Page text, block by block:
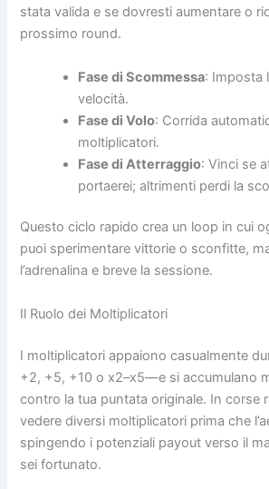
stata valida e se dovresti aumentare o
prossimo round.
Fase di Scommessa: Imposta
velocità.
Fase di Volo: Corrida
moltiplicatori.
Fase di Atterraggio: Vinci se
portaerei; altrimenti perdi la
Questo ciclo rapido crea un loop in cui
puoi sperimentare vittorie o sconfitte,
l’adrenalina e breve la sessione.
Il Ruolo dei Moltiplicatori
I moltiplicatori appaiono casualmente
+2, +5, +10 o x2–x5—e si accumulano
contro la tua puntata originale. In corse
vedere diversi moltiplicatori prima che
spingendo i potenziali payout verso il
sei fortunato.